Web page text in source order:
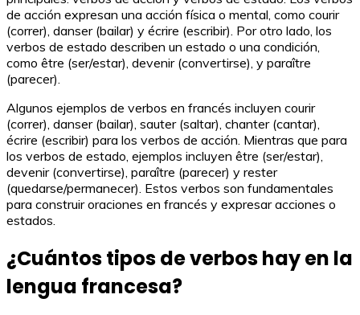
de acción expresan una acción física o mental, como courir
(correr), danser (bailar) y écrire (escribir). Por otro lado, los
verbos de estado describen un estado o una condición,
como être (ser/estar), devenir (convertirse), y paraître
(parecer).
Algunos ejemplos de verbos en francés incluyen courir
(correr), danser (bailar), sauter (saltar), chanter (cantar),
écrire (escribir) para los verbos de acción. Mientras que para
los verbos de estado, ejemplos incluyen être (ser/estar),
devenir (convertirse), paraître (parecer) y rester
(quedarse/permanecer). Estos verbos son fundamentales
para construir oraciones en francés y expresar acciones o
estados.
¿Cuántos tipos de verbos hay en la
lengua francesa?